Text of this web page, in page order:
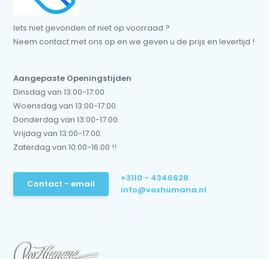
Iets niet gevonden of niet op voorraad ?
Neem contact met ons op en we geven u de prijs en levertijd !
Aangepaste Openingstijden
Dinsdag van 13:00-17:00.
Woensdag van 13:00-17:00.
Donderdag van 13:00-17:00.
Vrijdag van 13:00-17:00.
Zaterdag van 10:00-16:00 !!
Contact - email
+3110 - 4346628
info@voxhumana.nl